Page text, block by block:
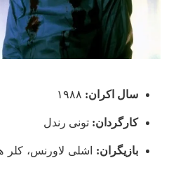
سال اکران:
کارگردان: تونی رندل
بازیگران: اشلی لاورنس، کلر